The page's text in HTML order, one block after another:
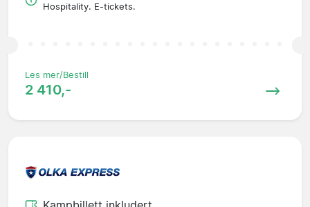
Hospitality. E-tickets.
Les mer/Bestill
2 410,-